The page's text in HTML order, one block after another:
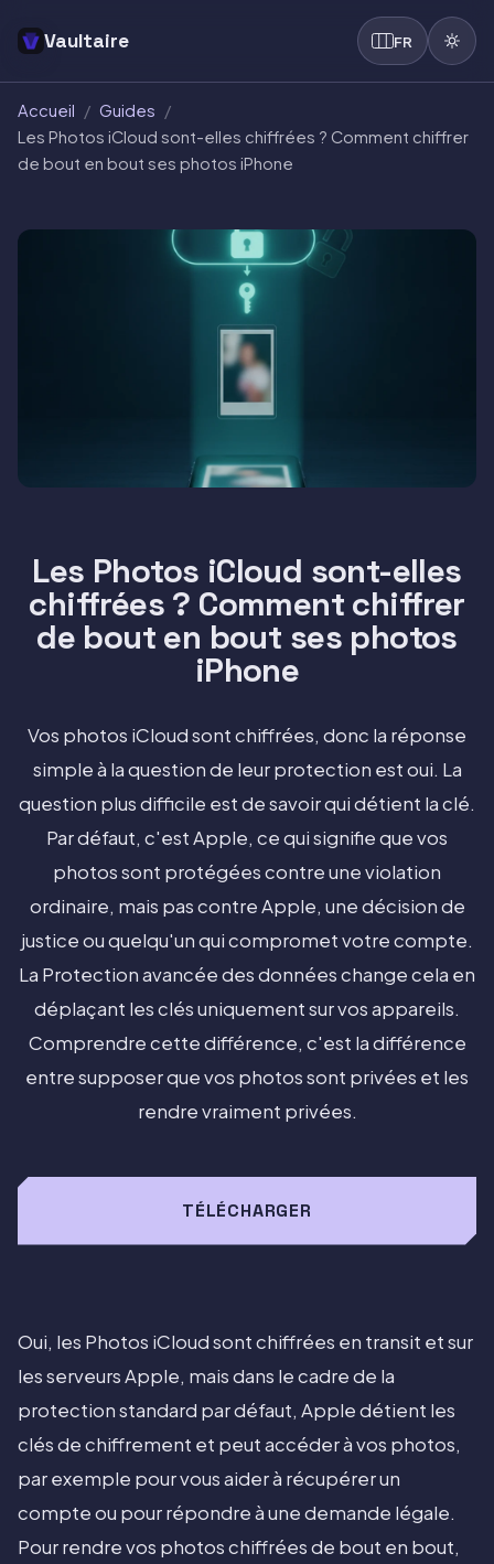
Vaultaire FR
Accueil / Guides /
Les Photos iCloud sont-elles chiffrées ? Comment chiffrer
de bout en bout ses photos iPhone
Les Photos iCloud sont-elles
chiffrées ? Comment chiffrer
de bout en bout ses photos
iPhone
Vos photos iCloud sont chiffrées, donc la réponse
simple à la question de leur protection est oui. La
question plus difficile est de savoir qui détient la clé.
Par défaut, c'est Apple, ce qui signifie que vos
photos sont protégées contre une violation
ordinaire, mais pas contre Apple, une décision de
justice ou quelqu'un qui compromet votre compte.
La Protection avancée des données change cela en
déplaçant les clés uniquement sur vos appareils.
Comprendre cette différence, c'est la différence
entre supposer que vos photos sont privées et les
rendre vraiment privées.
TÉLÉCHARGER
Oui, les Photos iCloud sont chiffrées en transit et sur
les serveurs Apple, mais dans le cadre de la
protection standard par défaut, Apple détient les
clés de chiffrement et peut accéder à vos photos,
par exemple pour vous aider à récupérer un
compte ou pour répondre à une demande légale.
Pour rendre vos photos chiffrées de bout en bout,